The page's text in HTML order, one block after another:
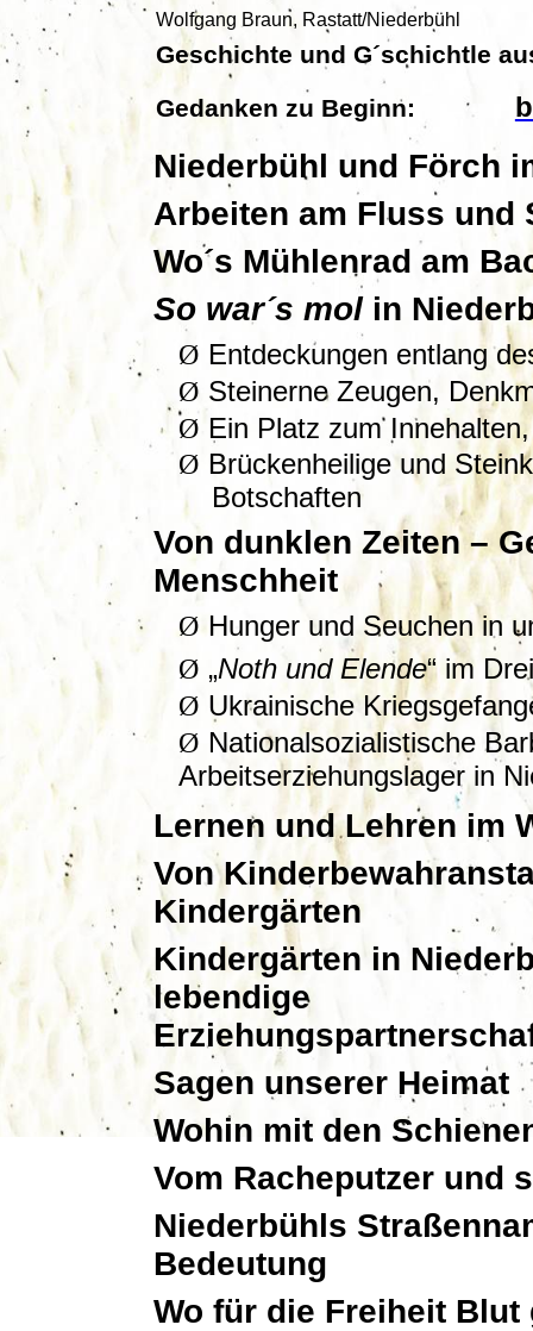
Wolfgang Braun, Rastatt/Niederbühl
Geschichte und G´schichtle
Gedanken zu Beginn:
Niederbühl und Förch
Arbeiten am Fluss und
Wo´s Mühlenrad am
So war´s molin
Ø Entdeckungen entlang
Ø Steinerne Zeugen,
Ø Ein Platz zum
Ø Brückenheilige und
Botschaften
Von dunklen Zeiten –
Menschheit
Ø Hunger und Seuchen in
Ø „Noth und Elende“ im
Ø Ukrainische
Ø Nationalsozialistische
Arbeitserziehungslager in
Lernen und Lehren im
Von
Kindergärten
Kindergärten in
lebendige
Sagen unserer Heimat
Wohin mit den
Vom Racheputzerund
Niederbühls
Bedeutung
Wo für die Freiheit